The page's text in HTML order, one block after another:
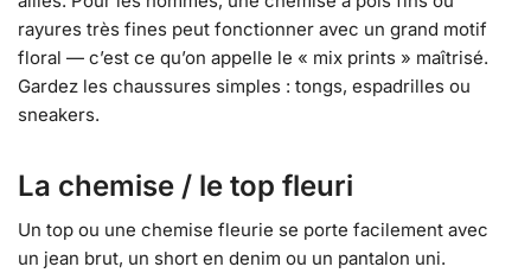
rayures très fines peut fonctionner avec un grand motif
floral — c’est ce qu’on appelle le « mix prints » maîtrisé.
Gardez les chaussures simples : tongs, espadrilles ou
sneakers.
La chemise / le top fleuri
Un top ou une chemise fleurie se porte facilement avec
un jean brut, un short en denim ou un pantalon uni.